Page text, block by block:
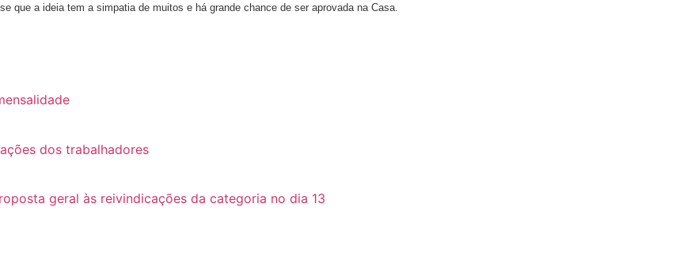
que a ideia tem a simpatia de muitos e há grande chance de ser aprovada na Casa.
dos trabalhadores
geral às reivindicações da categoria no dia 13